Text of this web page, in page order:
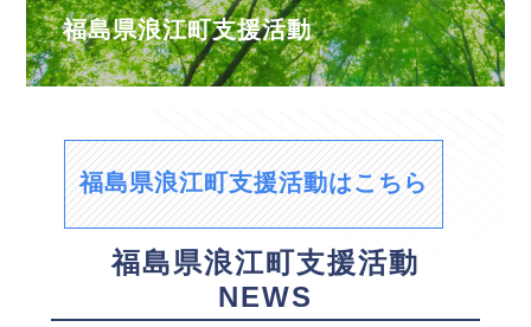
福島県浪江町支援活動
福島県浪江町支援活動はこちら
福島県浪江町支援活動
NEWS